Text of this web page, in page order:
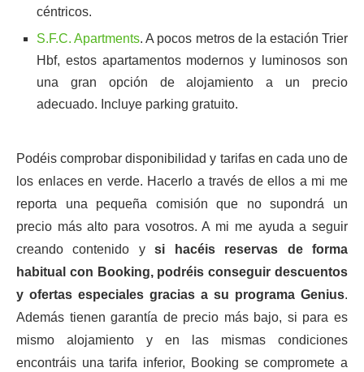
céntricos.
S.F.C. Apartments. A pocos metros de la estación Trier
Hbf, estos apartamentos modernos y luminosos son
una gran opción de alojamiento a un precio
adecuado. Incluye parking gratuito.
Podéis comprobar disponibilidad y tarifas en cada uno de
los enlaces en verde. Hacerlo a través de ellos a mi me
reporta una pequeña comisión que no supondrá un
precio más alto para vosotros. A mi me ayuda a seguir
creando contenido ysi hacéis reservas de forma
habitual con Booking, podréis conseguir descuentos
y ofertas especiales gracias a su programa Genius.
Además tienen garantía de precio más bajo, si para es
mismo alojamiento y en las mismas condiciones
encontráis una tarifa inferior, Booking se compromete a